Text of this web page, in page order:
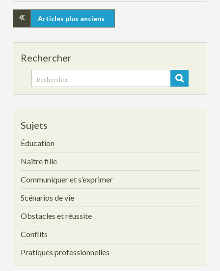
Articles plus anciens
Rechercher
Search
for:
Sujets
Éducation
Naître fille
Communiquer et s’exprimer
Scénarios de vie
Obstacles et réussite
Conflits
Pratiques professionnelles